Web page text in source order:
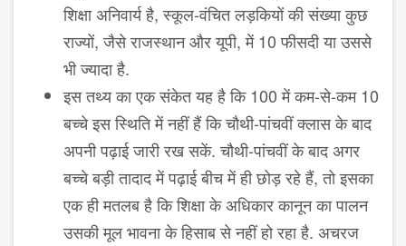
शिक्षा अनिवार्य है, स्कूल-वंचित लड़कियों की संख्या कुछ
राज्यों, जैसे राजस्थान और यूपी, में 10 फीसदी या उससे
भी ज्यादा है.
इस तथ्य का एक संकेत यह है कि 100 में कम-से-कम 10
बच्चे इस स्थिति में नहीं हैं कि चौथी-पांचवीं क्लास के बाद
अपनी पढ़ाई जारी रख सकें. चौथी-पांचवीं के बाद अगर
बच्चे बड़ी तादाद में पढ़ाई बीच में ही छोड़ रहे हैं, तो इसका
एक ही मतलब है कि शिक्षा के अधिकार कानून का पालन
उसकी मूल भावना के हिसाब से नहीं हो रहा है. अचरज